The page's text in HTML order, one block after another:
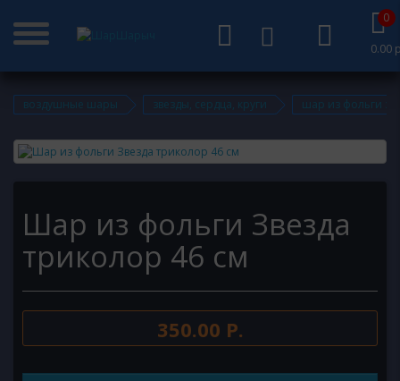
0
0.00
воздушные шары звезды, сердца, круги шар из фольги
Шар из фольги Звезда
триколор 46 см
350.00 Р.